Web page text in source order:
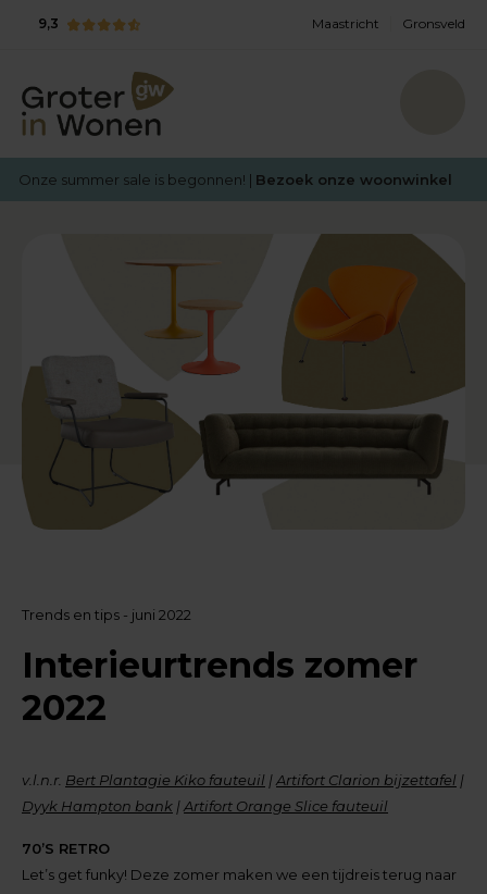
9,3 Maastricht Gronsveld
Onze summer sale is begonnen! | Bezoek onze woonwinkel
Trends en tips - juni 2022
Interieurtrends zomer
2022
v.l.n.r. Bert Plantagie Kiko fauteuil |Artifort Clarion bijzettafel |
Dyyk Hampton bank |Artifort Orange Slice fauteuil
70’S RETRO
Let’s get funky! Deze zomer maken we een tijdreis terug naar